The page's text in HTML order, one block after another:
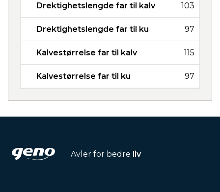
Drektighetslengde far til kalv 103
Drektighetslengde far til ku 97
Kalvestørrelse far til kalv 115
Kalvestørrelse far til ku 97
Avler for bedre liv